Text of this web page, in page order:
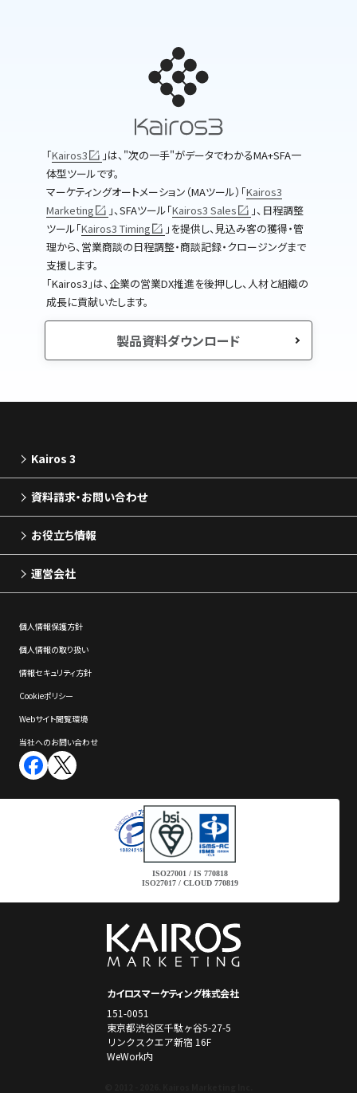
｢Kairos3
｣は、"次の一手"がデータでわかるMA+SFA一
体型ツールです。
マーケティングオートメーション（MAツール）｢Kairos3
Marketing
｣、SFAツール｢Kairos3 Sales
｣、日程調整
ツール｢Kairos3 Timing
｣を提供し、見込み客の獲得・管
理から、営業商談の日程調整・商談記録・クロージングまで
支援します。
｢Kairos3｣は、企業の営業DX推進を後押しし、人材と組織の
成長に貢献いたします。
製品資料ダウンロード
カイロスマーケティング株式会社
151-0051
東京都渋谷区千駄ヶ谷5-27-5
リンクスクエア新宿 16F
WeWork内
ISO27001 / IS 770818
ISO27017 / CLOUD 770819
Kairos 3
資料請求・お問い合わせ
お役立ち情報
運営会社
個⼈情報保護⽅針
個⼈情報の取り扱い
情報セキュリティ⽅針
Cookieポリシー
Webサイト閲覧環境
当社へのお問い合わせ